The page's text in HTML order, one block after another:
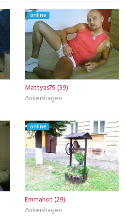
online
Mattyas79 (39)
Ankershagen
online
Emmahot (29)
Ankershagen